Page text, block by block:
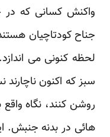
واکنش کسانی که در
جناح کودتاچیان
لحظه کنونی می
سبز که اکنون
روشن کنند، نگاه واقع
هائی در بدنه جنبش.